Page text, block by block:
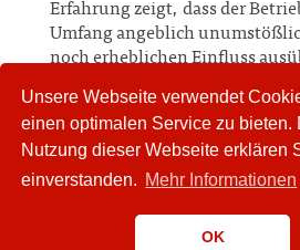
Unsere Webseite verwendet
einen optimalen Service zu bieten.
Nutzung dieser Webseite erklären
einverstanden. Mehr Informationen
OK
Erfahrung zeigt, dass der
Umfang angeblich
noch erheblichen Einfluss
wo der Arbeitsplatzverlust
es, dasArbeitsrechtdurch
Sozialpläne und natürlich
nachhaltige
„Sozialverträglichkeit“ mit